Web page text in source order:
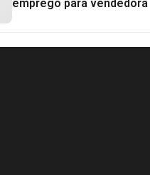
emprego para vendedora